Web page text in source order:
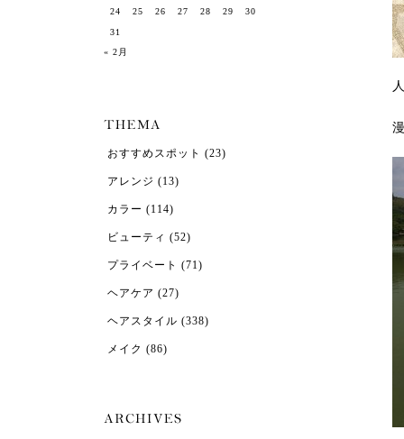
« 2月
24 25 26 27 28 29 30
31
おすすめスポット (23)
アレンジ (13)
カラー (114)
ビューティ (52)
プライベート (71)
ヘアケア (27)
ヘアスタイル (338)
メイク (86)